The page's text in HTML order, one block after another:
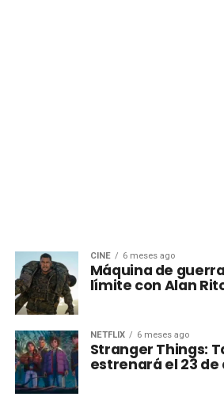
CINE 6 meses ago
Máquina de
límite con Alan
NETFLIX 6 meses ago
Stranger Things:
estrenará el 23 de